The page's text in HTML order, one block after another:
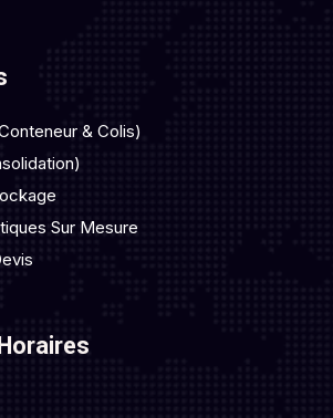
& Colis)
Sur Mesure